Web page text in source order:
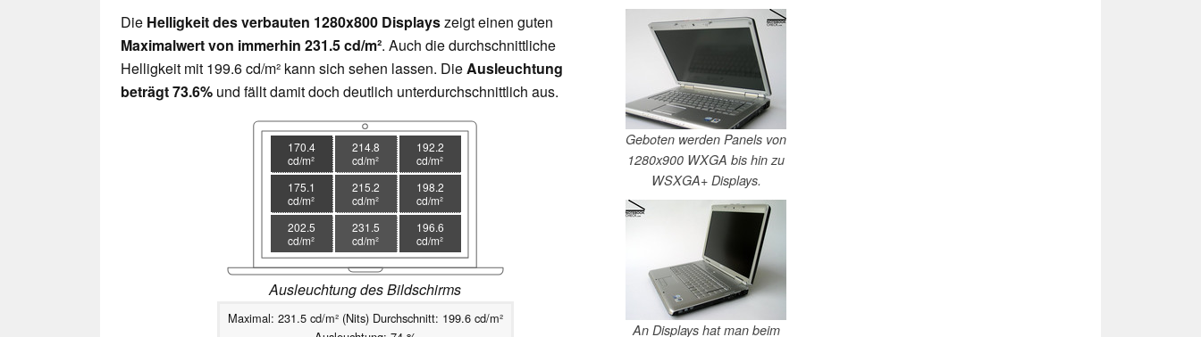
Die Helligkeit des verbauten 1280x800 Displayszeigt einen guten
Maximalwert von immerhin 231.5 cd/m². Auch die durchschnittliche
Helligkeit mit 199.6 cd/m² kann sich sehen lassen. DieAusleuchtung
beträgt 73.6% und fällt damit doch deutlich unterdurchschnittlich aus.
170.4
cd/m²
214.8
cd/m²
192.2
cd/m²
175.1
cd/m²
215.2
cd/m²
198.2
cd/m²
202.5
cd/m²
231.5
cd/m²
196.6
cd/m²
Ausleuchtung des Bildschirms
Maximal: 231.5 cd/m² (Nits) Durchschnitt: 199.6 cd/m²
Geboten werden Panels von
1280x900 WXGA bis hin zu
WSXGA+ Displays.
An Displays hat man beim